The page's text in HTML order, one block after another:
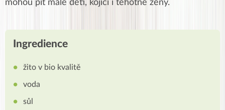
mohou pít malé děti, kojící i těhotné ženy.
Ingredience
žito v bio kvalitě
voda
sůl